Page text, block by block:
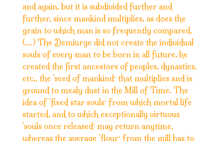
and again, but it is subdivided further and
further, since mankind multiplies, as does the
grain to which man is so frequently compared.
(…) The Demiurge did not create the individual
souls of every man to be born in all future, he
created the first ancestors of peoples, dynasties,
etc., the ’seed of mankind‘ that multiplies and is
ground to mealy dust in the Mill of Time. The
idea of ’fixed star souls‘ from which mortal life
started, and to which exceptionally virtuous
’souls once released‘ may return anytime,
whereas the average ’flour‘ from the mill has to